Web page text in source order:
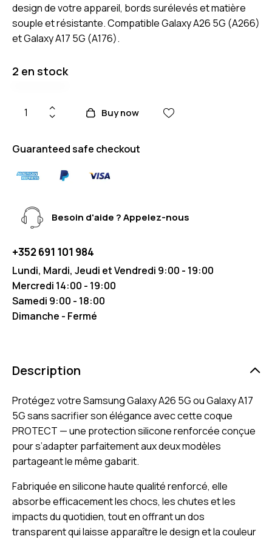
design de votre appareil, bords surélevés et matière
souple et résistante. Compatible Galaxy A26 5G (A266)
et Galaxy A17 5G (A176).
2 en stock
Buy now
Guaranteed safe checkout
Besoin d'aide ? Appelez-nous
+352 691 101 984
Lundi, Mardi, Jeudi et Vendredi 9:00 - 19:00
Mercredi 14:00 - 19:00
Samedi 9:00 - 18:00
Dimanche - Fermé
Description
Protégez votre Samsung Galaxy A26 5G ou Galaxy A17
5G sans sacrifier son élégance avec cette coque
PROTECT — une protection silicone renforcée conçue
pour s’adapter parfaitement aux deux modèles
partageant le même gabarit.
Fabriquée en silicone haute qualité renforcé, elle
absorbe efficacement les chocs, les chutes et les
impacts du quotidien, tout en offrant un dos
transparent qui laisse apparaître le design et la couleur